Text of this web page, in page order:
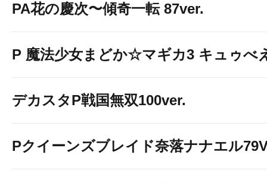
PA花の慶次〜傾奇一転 87ver.
P 魔法少女まどか☆マギカ3 キュゥべ
デカスタP戦国無双100ver.
Pクイーンズブレイド奈落ナナエル